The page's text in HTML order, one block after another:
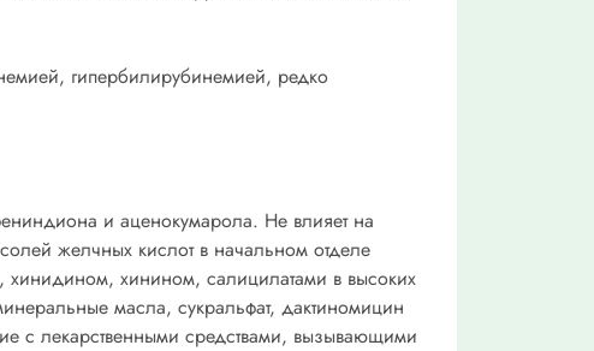
гипербилирубинемией, редко
и аценокумарола. Не влияет на
желчных кислот в начальном отделе
хинидином, хинином, салицилатами в высоких
масла, сукральфат, дактиномицин
с лекарственными средствами, вызывающими